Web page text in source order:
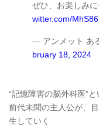
ぜひ、お楽しみに
witter.com/
— アンメット あ
bruary 18, 2024
“記憶障害の脳外科医”と
前代未聞の主人公が、
生していく